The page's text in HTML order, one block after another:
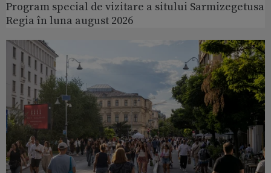
Program special de vizitare a sitului Sarmizegetusa
Regia în luna august 2026